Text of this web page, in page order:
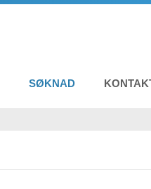
SØKNAD